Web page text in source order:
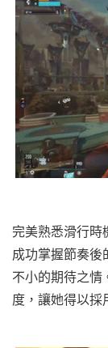
完美熟悉滑行時
成功掌握節奏後
不小的期待之情
度，讓她得以採